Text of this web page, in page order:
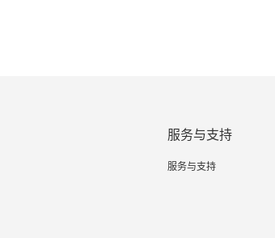
服务与支持
服务与支持